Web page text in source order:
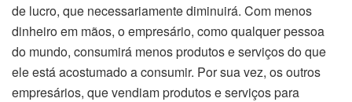
de lucro, que necessariamente diminuirá. Com menos
dinheiro em mãos, o empresário, como qualquer pessoa
do mundo, consumirá menos produtos e serviços do que
ele está acostumado a consumir. Por sua vez, os outros
empresários, que vendiam produtos e serviços para